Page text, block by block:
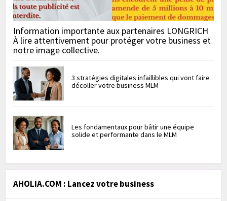
Information importante aux partenaires LONGRICH
À lire attentivement pour protéger votre business et
notre image collective.
3 stratégies digitales infaillibles qui vont faire
décoller votre business MLM
Les fondamentaux pour bâtir une équipe
solide et performante dans le MLM
AHOLIA.COM : Lancez votre business